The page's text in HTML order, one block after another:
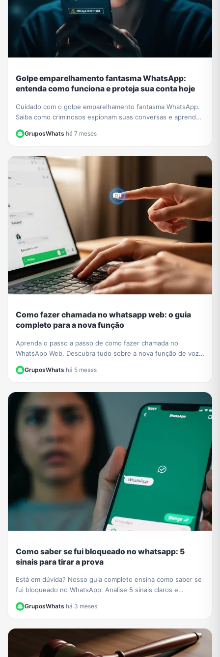
Golpe emparelhamento fantasma WhatsApp:
entenda como funciona e proteja sua conta hoje
Cuidado com o golpe emparelhamento fantasma WhatsApp.
Saiba como criminosos espionam suas conversas e aprenda
GruposWhats·há 7 meses
Como fazer chamada no whatsapp web: o guia
completo para a nova função
Aprenda o passo a passo de como fazer chamada no
WhatsApp Web. Descubra tudo sobre a nova função de voz
GruposWhats·há 5 meses
Como saber se fui bloqueado no whatsapp: 5
sinais para tirar a prova
Está em dúvida? Nosso guia completo ensina como saber se
fui bloqueado no WhatsApp. Analise 5 sinais claros e
descubra o método definitivo para confirmar.
GruposWhats·há 3 meses